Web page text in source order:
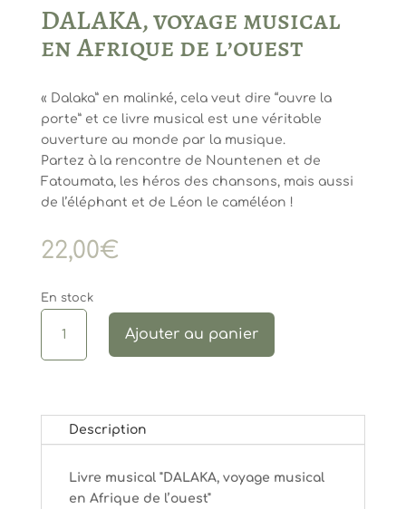
DALAKA, voyage musical
en Afrique de l’ouest
« Dalaka” en malinké, cela veut dire “ouvre la
porte” et ce livre musical est une véritable
ouverture au monde par la musique.
Partez à la rencontre de Nountenen et de
Fatoumata, les héros des chansons, mais aussi
de l’éléphant et de Léon le caméléon !
22,00€
En stock
DALAKA,
Afrique
l’ouest
Ajouter au panier
Description
Livre musical "DALAKA, voyage musical
en Afrique de l’ouest"